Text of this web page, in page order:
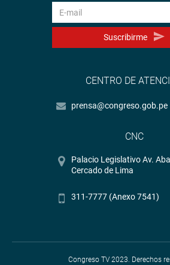
Suscribirme
CENTRO DE
prensa@congreso.gob.pe
CNC
Palacio Legislativo Av.
Cercado de Lima
311-7777 (Anexo 7541)
Congreso TV 2023. Derechos